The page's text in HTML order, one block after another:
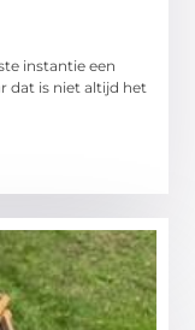
instantie een
dat is niet altijd het